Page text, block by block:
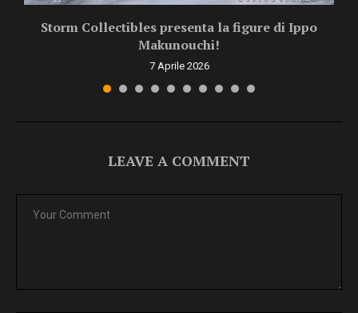
Storm Collectibles presenta la figure di Ippo
Makunouchi!
7 Aprile 2026
LEAVE A COMMENT